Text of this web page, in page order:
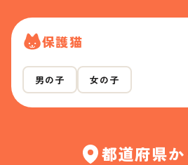
保護猫
男の子 女の子
都道府県